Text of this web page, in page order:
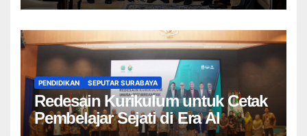
PENDIDIKAN SEPUTAR SURABAYA
Redesain Kurikulum untuk Cetak
Pembelajar Sejati di Era AI